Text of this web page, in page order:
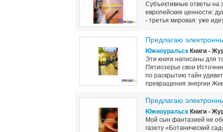
Субъективные ответы на
европейские ценности:
- третья мировая: уже
Предлагаю
Южноуральск Книги -
Эти книги написаны для
Пятиозерье свои
по раскрытию тайн
превращения энергии
Предлагаю
Южноуральск Книги -
Мой сын фантазией не
газету «Ботанический